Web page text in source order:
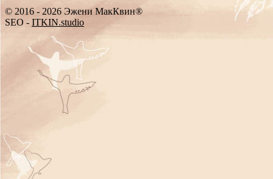
© 2016 - 2026 Эжени МакКвин®
_E>- ITKIN.studio